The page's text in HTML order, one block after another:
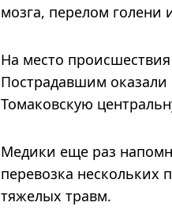
мозга, перелом голени
На место
Пострадавшим
Томаковскую
Медики еще раз
перевозка нескольких
тяжелых травм.